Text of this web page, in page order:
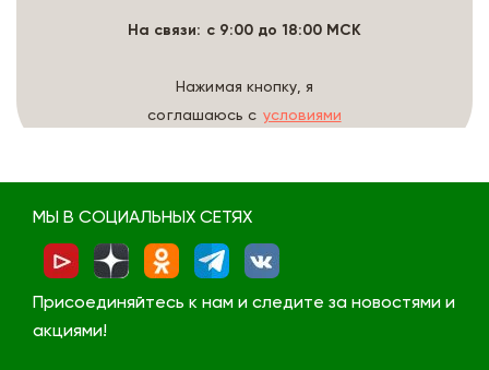
На связи: с 9:00 до 18:00 МСК
Нажимая кнопку, я
соглашаюсь с условиями
МЫ В СОЦИАЛЬНЫХ СЕТЯХ
Присоединяйтесь к нам и следите за новостями и
акциями!